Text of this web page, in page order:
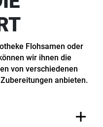
Flohsamen oder
wir ihnen die
von verschiedenen
anbieten.